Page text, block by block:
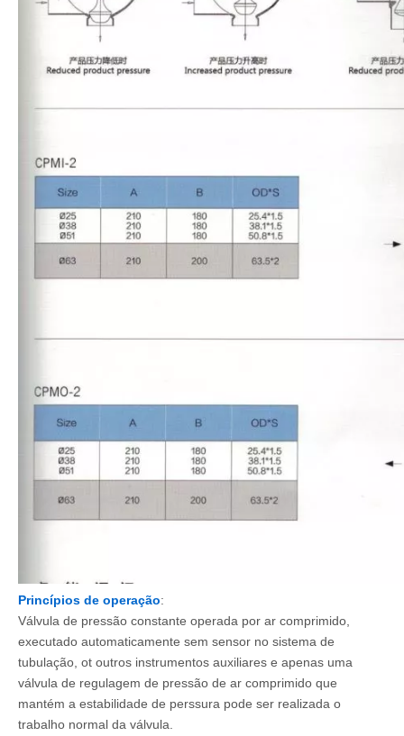
Princípios de operação:
Válvula de pressão constante operada por ar comprimido,
executado automaticamente sem sensor no sistema de
tubulação, ot outros instrumentos auxiliares e apenas uma
válvula de regulagem de pressão de ar comprimido que
mantém a estabilidade de perssura pode ser realizada o
trabalho normal da válvula.